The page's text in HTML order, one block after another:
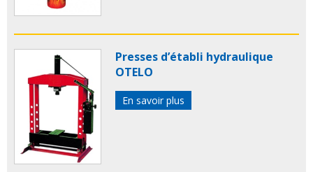
Presses d’établi hydraulique
OTELO
En savoir plus